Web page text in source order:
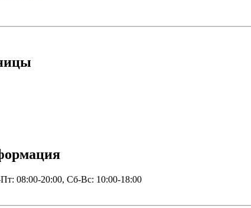
08:00-20:00, Сб-Вс: 10:00-18:00